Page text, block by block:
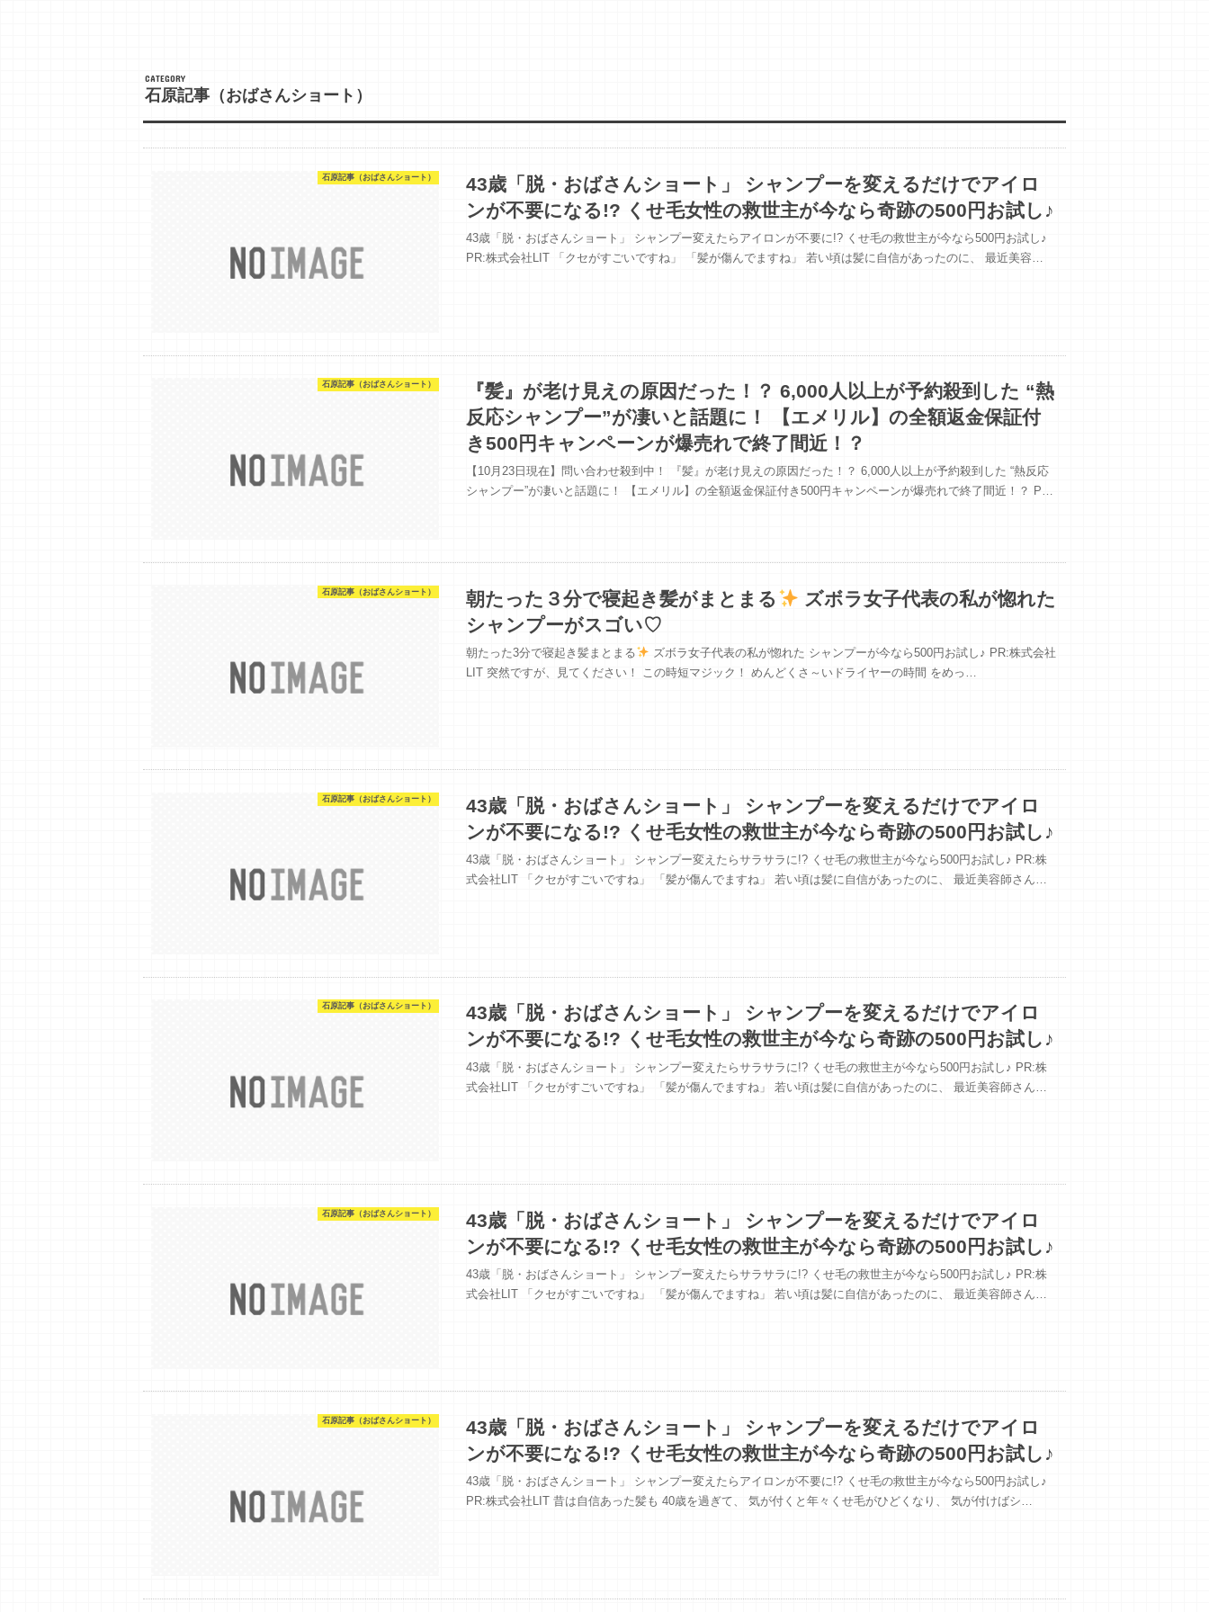
石原記事（おばさんショート）
石原記事（おばさんショート）
43歳「脱・おばさんショート」 シャンプーを変えるだけでアイロ
ンが不要になる!? くせ毛女性の救世主が今なら奇跡の500円お試し♪
43歳「脱・おばさんショート」 シャンプー変えたらアイロンが不要に!? くせ毛の救世主が今なら500円お試し♪
PR:株式会社LIT 「クセがすごいですね」 「髪が傷んでますね」 若い頃は髪に自信があったのに、 最近美容…
石原記事（おばさんショート）
『髪』が老け見えの原因だった！？ 6,000人以上が予約殺到した “熱
反応シャンプー”が凄いと話題に！ 【エメリル】の全額返金保証付
き500円キャンペーンが爆売れで終了間近！？
【10月23日現在】問い合わせ殺到中！ 『髪』が老け見えの原因だった！？ 6,000人以上が予約殺到した “熱反応
シャンプー”が凄いと話題に！ 【エメリル】の全額返金保証付き500円キャンペーンが爆売れで終了間近！？ P…
石原記事（おばさんショート） 朝たった３分で寝起き髪がまとまる
ズボラ女子代表の私が惚れた
シャンプーがスゴい♡
朝たった3分で寝起き髪まとまる
ズボラ女子代表の私が惚れた シャンプーが今なら500円お試し♪ PR:株式会社
LIT 突然ですが、見てください！ この時短マジック！ めんどくさ～いドライヤーの時間 をめっ…
石原記事（おばさんショート）
43歳「脱・おばさんショート」 シャンプーを変えるだけでアイロ
ンが不要になる!? くせ毛女性の救世主が今なら奇跡の500円お試し♪
43歳「脱・おばさんショート」 シャンプー変えたらサラサラに!? くせ毛の救世主が今なら500円お試し♪ PR:株
式会社LIT 「クセがすごいですね」 「髪が傷んでますね」 若い頃は髪に自信があったのに、 最近美容師さん…
石原記事（おばさんショート）
43歳「脱・おばさんショート」 シャンプーを変えるだけでアイロ
ンが不要になる!? くせ毛女性の救世主が今なら奇跡の500円お試し♪
43歳「脱・おばさんショート」 シャンプー変えたらサラサラに!? くせ毛の救世主が今なら500円お試し♪ PR:株
式会社LIT 「クセがすごいですね」 「髪が傷んでますね」 若い頃は髪に自信があったのに、 最近美容師さん…
石原記事（おばさんショート）
43歳「脱・おばさんショート」 シャンプーを変えるだけでアイロ
ンが不要になる!? くせ毛女性の救世主が今なら奇跡の500円お試し♪
43歳「脱・おばさんショート」 シャンプー変えたらサラサラに!? くせ毛の救世主が今なら500円お試し♪ PR:株
式会社LIT 「クセがすごいですね」 「髪が傷んでますね」 若い頃は髪に自信があったのに、 最近美容師さん…
石原記事（おばさんショート）
43歳「脱・おばさんショート」 シャンプーを変えるだけでアイロ
ンが不要になる!? くせ毛女性の救世主が今なら奇跡の500円お試し♪
43歳「脱・おばさんショート」 シャンプー変えたらアイロンが不要に!? くせ毛の救世主が今なら500円お試し♪
PR:株式会社LIT 昔は自信あった髪も 40歳を過ぎて、 気が付くと年々くせ毛がひどくなり、 気が付けばシ…